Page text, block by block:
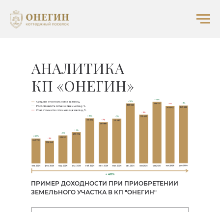
АНАЛИТИКА
КП «ОНЕГИН»
ПРИМЕР ДОХОДНОСТИ ПРИ ПРИОБРЕТЕНИИ
ЗЕМЕЛЬНОГО УЧАСТКА В КП "ОНЕГИН"